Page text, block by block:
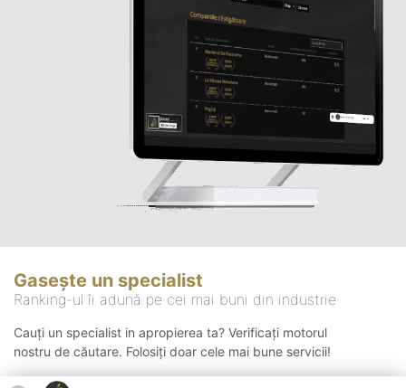
Gasește un specialist
Ranking-ul îi adună pe cei mai buni din industrie
Cauți un specialist in apropierea ta? Verificați motorul
nostru de căutare. Folosiți doar cele mai bune servicii!